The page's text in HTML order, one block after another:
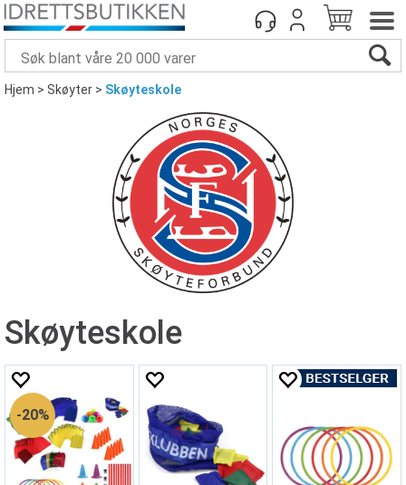
Hjem>Skøyter>Skøyteskole
Skøyteskole
20%